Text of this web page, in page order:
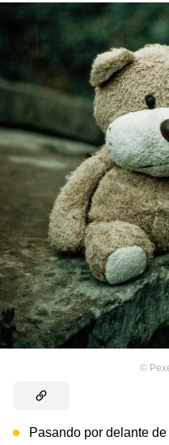
©
Pasando por delante